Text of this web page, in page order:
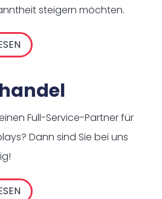
steigern möchten.
Full-Service-Partner für
Dann sind Sie bei uns